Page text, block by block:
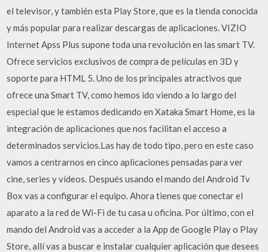
el televisor, y también esta Play Store, que es la tienda conocida
y más popular para realizar descargas de aplicaciones. VIZIO
Internet Apss Plus supone toda una revolución en las smart TV.
Ofrece servicios exclusivos de compra de películas en 3D y
soporte para HTML 5. Uno de los principales atractivos que
ofrece una Smart TV, como hemos ido viendo a lo largo del
especial que le estamos dedicando en Xataka Smart Home, es la
integración de aplicaciones que nos facilitan el acceso a
determinados servicios.Las hay de todo tipo, pero en este caso
vamos a centrarnos en cinco aplicaciones pensadas para ver
cine, series y vídeos. Después usando el mando del Android Tv
Box vas a configurar el equipo. Ahora tienes que conectar el
aparato a la red de Wi-Fi de tu casa u oficina. Por último, con el
mando del Android vas a acceder a la App de Google Play o Play
Store, allí vas a buscar e instalar cualquier aplicación que desees